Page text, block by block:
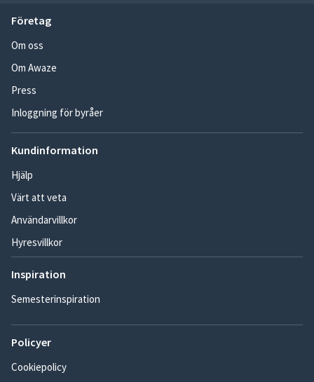
Företag
Om oss
Om Awaze
Press
Inloggning för byråer
Kundinformation
Hjälp
Värt att veta
Användarvillkor
Hyresvillkor
Inspiration
Semesterinspiration
Policyer
Cookiepolicy